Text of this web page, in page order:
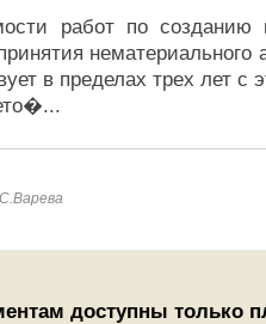
работ по созданию
нематериального
в пределах трех лет с
...
доступны только